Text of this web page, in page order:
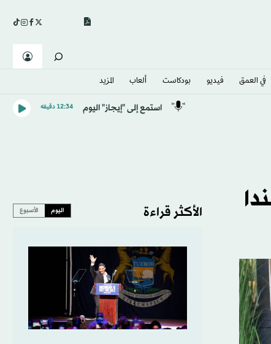
في العمق فيديو بودكاست ألعاب المزيد
استمع إلى "إيجاز" اليوم 12:34 دقيقه
الأكثر قراءة اليوم الأسبوع